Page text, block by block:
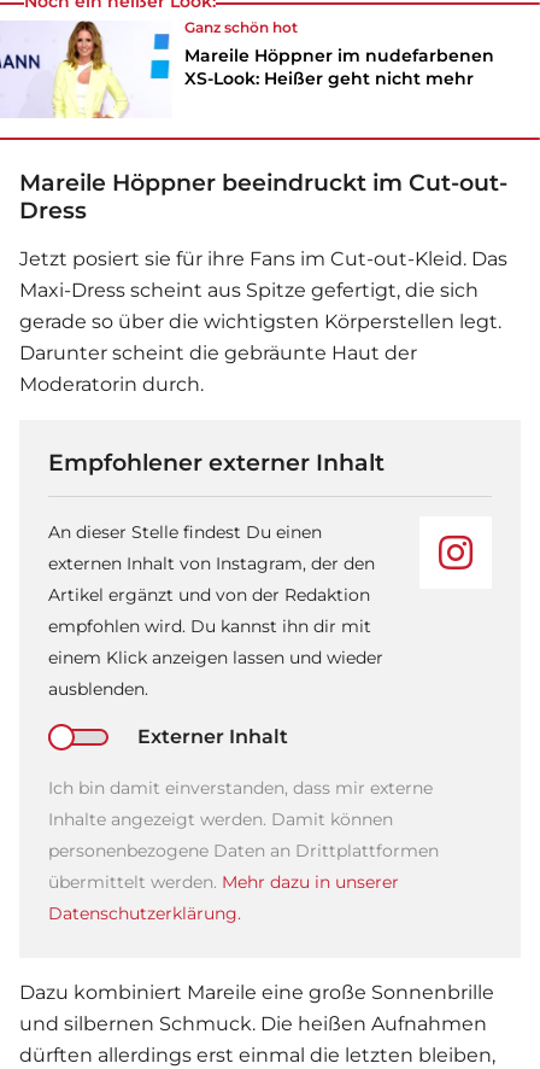
Ganz schön hot
Mareile Höppner im nudefarbenen
XS-Look: Heißer geht nicht mehr
Mareile Höppner beeindruckt im Cut-out-
Dress
Jetzt posiert sie für ihre Fans im Cut-out-Kleid. Das
Maxi-Dress scheint aus Spitze gefertigt, die sich
gerade so über die wichtigsten Körperstellen legt.
Darunter scheint die gebräunte Haut der
Moderatorin durch.
Empfohlener externer Inhalt
An dieser Stelle findest Du einen
externen Inhalt von Instagram, der den
Artikel ergänzt und von der Redaktion
empfohlen wird. Du kannst ihn dir mit
einem Klick anzeigen lassen und wieder
ausblenden.
Externer Inhalt
Ich bin damit einverstanden, dass mir externe
Inhalte angezeigt werden. Damit können
personenbezogene Daten an Drittplattformen
übermittelt werden. Mehr dazu in unserer
Datenschutzerklärung.
Dazu kombiniert Mareile eine große Sonnenbrille
und silbernen Schmuck. Die heißen Aufnahmen
dürften allerdings erst einmal die letzten bleiben,